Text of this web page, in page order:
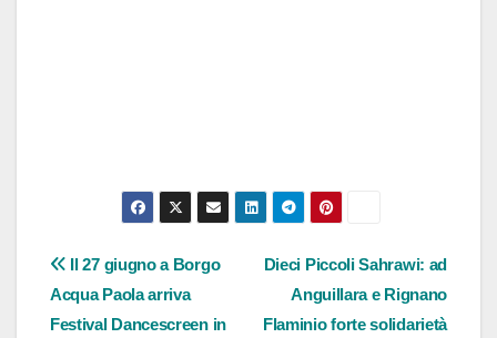
Navigazione
articoli
Dieci Piccoli Sahrawi: ad
Anguillara e Rignano
Flaminio forte solidarietà
Il 27 giugno a Borgo
Acqua Paola arriva
Festival Dancescreen in